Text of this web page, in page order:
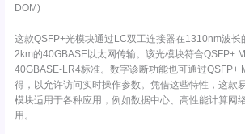
DOM)
这款QSFP+光模块通过LC双工连接器在1310nm波长
2km的40GBASE以太网传输。该光模块符合QSFP+
40GBASE-LR4标准。数字诊断功能也可通过QSFP+
得，以允许访问实时操作参数。凭借这些特性，这款
模块适用于各种应用，例如数据中心、高性能计算网
用。